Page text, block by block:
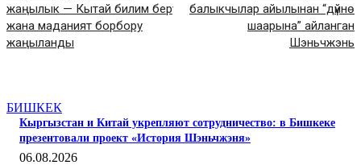
жаңылык — Кытай билим берүү
жана маданият борбору
жаңыланды
балыкчылар айылынан “дүйнө
шаарына” айланган
Шэньчжэнь
БИШКЕК
Кыргызстан и Китай укрепляют сотрудничество: в Бишкеке
презентовали проект «История Шэньчжэня»
06.08.2026